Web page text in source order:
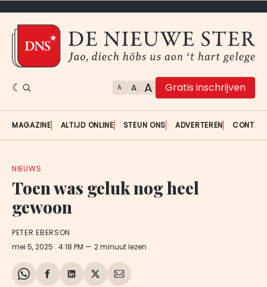
A A A Gratis inschrijven
MAGAZINE ALTIJD ONLINE STEUN ONS ADVERTEREN
NIEUWS
Toen was geluk nog heel
gewoon
PETER EBERSON
mei 5, 2025 . 4:18 PM 2 minuut lezen
ShareDelenDelenShareDeel